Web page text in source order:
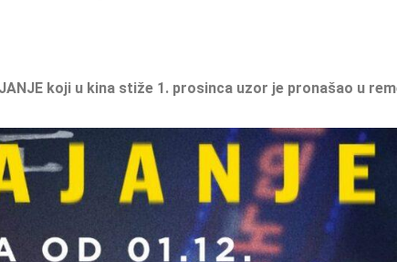
koji u kina stiže 1. prosinca uzor je pronašao u